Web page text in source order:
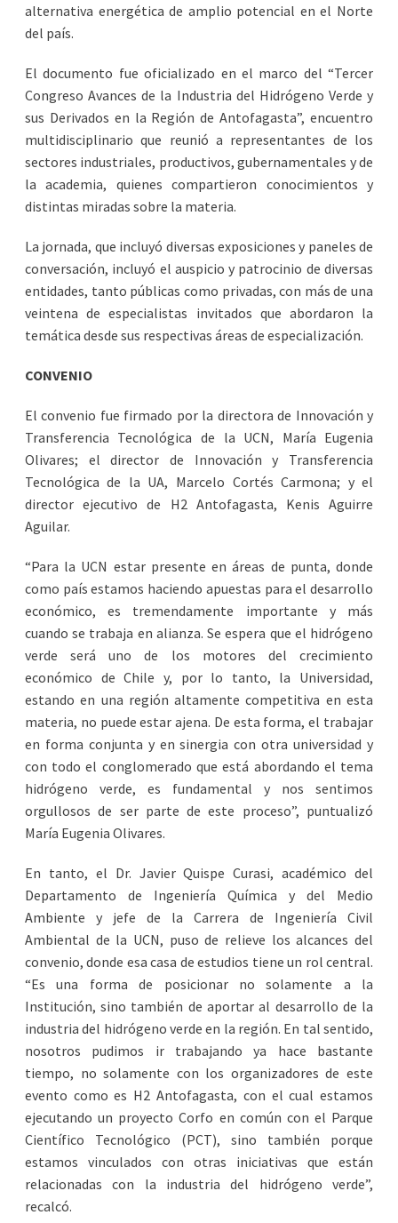
alternativa energética de amplio potencial en el Norte
del país.
El documento fue oficializado en el marco del “Tercer
Congreso Avances de la Industria del Hidrógeno Verde y
sus Derivados en la Región de Antofagasta”, encuentro
multidisciplinario que reunió a representantes de los
sectores industriales, productivos, gubernamentales y de
la academia, quienes compartieron conocimientos y
distintas miradas sobre la materia.
La jornada, que incluyó diversas exposiciones y paneles de
conversación, incluyó el auspicio y patrocinio de diversas
entidades, tanto públicas como privadas, con más de una
veintena de especialistas invitados que abordaron la
temática desde sus respectivas áreas de especialización.
CONVENIO
El convenio fue firmado por la directora de Innovación y
Transferencia Tecnológica de la UCN, María Eugenia
Olivares; el director de Innovación y Transferencia
Tecnológica de la UA, Marcelo Cortés Carmona; y el
director ejecutivo de H2 Antofagasta, Kenis Aguirre
Aguilar.
“Para la UCN estar presente en áreas de punta, donde
como país estamos haciendo apuestas para el desarrollo
económico, es tremendamente importante y más
cuando se trabaja en alianza. Se espera que el hidrógeno
verde será uno de los motores del crecimiento
económico de Chile y, por lo tanto, la Universidad,
estando en una región altamente competitiva en esta
materia, no puede estar ajena. De esta forma, el trabajar
en forma conjunta y en sinergia con otra universidad y
con todo el conglomerado que está abordando el tema
hidrógeno verde, es fundamental y nos sentimos
orgullosos de ser parte de este proceso”, puntualizó
María Eugenia Olivares.
En tanto, el Dr. Javier Quispe Curasi, académico del
Departamento de Ingeniería Química y del Medio
Ambiente y jefe de la Carrera de Ingeniería Civil
Ambiental de la UCN, puso de relieve los alcances del
convenio, donde esa casa de estudios tiene un rol central.
“Es una forma de posicionar no solamente a la
Institución, sino también de aportar al desarrollo de la
industria del hidrógeno verde en la región. En tal sentido,
nosotros pudimos ir trabajando ya hace bastante
tiempo, no solamente con los organizadores de este
evento como es H2 Antofagasta, con el cual estamos
ejecutando un proyecto Corfo en común con el Parque
Científico Tecnológico (PCT), sino también porque
estamos vinculados con otras iniciativas que están
relacionadas con la industria del hidrógeno verde”,
recalcó.